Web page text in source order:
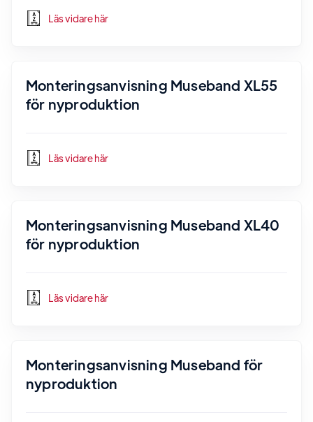
Läs vidare här
Monteringsanvisning Museband XL55
för nyproduktion
Läs vidare här
Monteringsanvisning Museband XL40
för nyproduktion
Läs vidare här
Monteringsanvisning Museband för
nyproduktion